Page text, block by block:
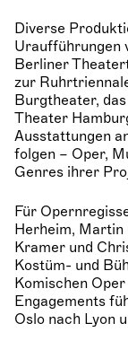
Diverse
Uraufführungen
Berliner
zur
Burgtheater,
Theater
Ausstattungen
folgen – Oper,
Genres ihrer
Für
Herheim, Martin
Kramer und
Kostüm- und
Komischen
Engagements
Oslo nach Lyon